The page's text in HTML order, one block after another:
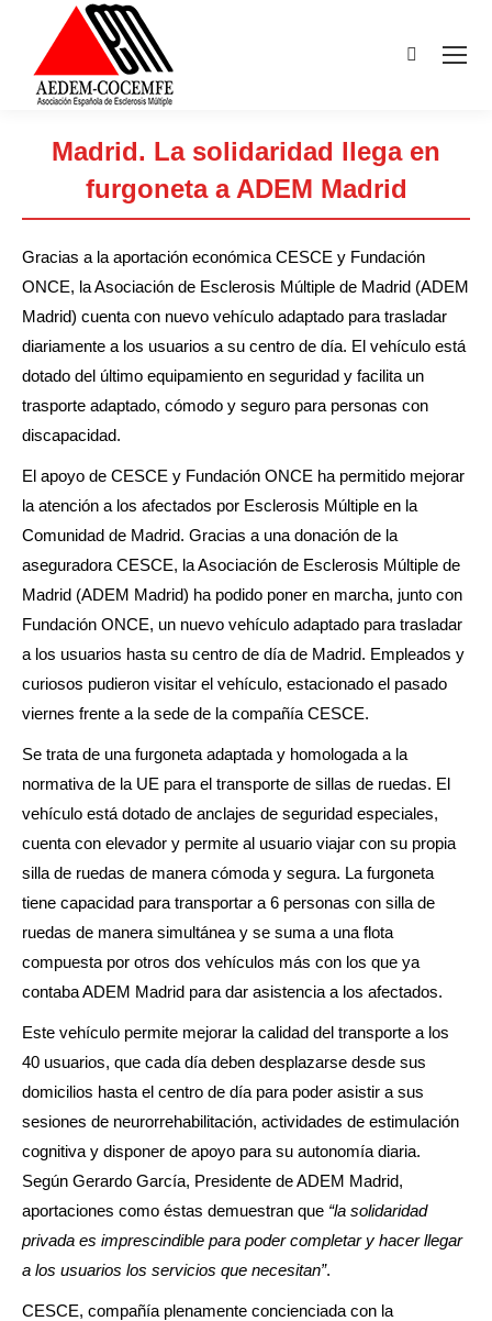
Buscar:
Madrid. La solidaridad llega en
furgoneta a ADEM Madrid
Estás aquí:
Gracias a la aportación económica CESCE y Fundación
ONCE, la Asociación de Esclerosis Múltiple de Madrid (ADEM
Madrid) cuenta con nuevo vehículo adaptado para trasladar
diariamente a los usuarios a su centro de día. El vehículo está
dotado del último equipamiento en seguridad y facilita un
trasporte adaptado, cómodo y seguro para personas con
discapacidad.
El apoyo de CESCE y Fundación ONCE ha permitido mejorar
la atención a los afectados por Esclerosis Múltiple en la
Comunidad de Madrid. Gracias a una donación de la
aseguradora CESCE, la Asociación de Esclerosis Múltiple de
Madrid (ADEM Madrid) ha podido poner en marcha, junto con
Fundación ONCE, un nuevo vehículo adaptado para trasladar
a los usuarios hasta su centro de día de Madrid. Empleados y
curiosos pudieron visitar el vehículo, estacionado el pasado
viernes frente a la sede de la compañía CESCE.
Se trata de una furgoneta adaptada y homologada a la
normativa de la UE para el transporte de sillas de ruedas. El
vehículo está dotado de anclajes de seguridad especiales,
cuenta con elevador y permite al usuario viajar con su propia
silla de ruedas de manera cómoda y segura. La furgoneta
tiene capacidad para transportar a 6 personas con silla de
ruedas de manera simultánea y se suma a una flota
compuesta por otros dos vehículos más con los que ya
contaba ADEM Madrid para dar asistencia a los afectados.
Este vehículo permite mejorar la calidad del transporte a los
40 usuarios, que cada día deben desplazarse desde sus
domicilios hasta el centro de día para poder asistir a sus
sesiones de neurorrehabilitación, actividades de estimulación
cognitiva y disponer de apoyo para su autonomía diaria.
Según Gerardo García, Presidente de ADEM Madrid,
aportaciones como éstas demuestran que “la solidaridad
privada es imprescindible para poder completar y hacer llegar
a los usuarios los servicios que necesitan”.
CESCE, compañía plenamente concienciada con la